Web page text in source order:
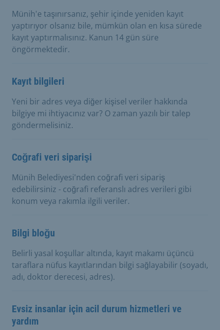
Münih'e taşınırsanız, şehir içinde yeniden kayıt
yaptırıyor olsanız bile, mümkün olan en kısa sürede
kayıt yaptırmalısınız. Kanun 14 gün süre
öngörmektedir.
Kayıt bilgileri
Yeni bir adres veya diğer kişisel veriler hakkında
bilgiye mi ihtiyacınız var? O zaman yazılı bir talep
göndermelisiniz.
Coğrafi veri siparişi
Münih Belediyesi'nden coğrafi veri sipariş
edebilirsiniz - coğrafi referanslı adres verileri gibi
konum veya rakımla ilgili veriler.
Bilgi bloğu
Belirli yasal koşullar altında, kayıt makamı üçüncü
taraflara nüfus kayıtlarından bilgi sağlayabilir (soyadı,
adı, doktor derecesi, adres).
Evsiz insanlar için acil durum hizmetleri ve
yardım